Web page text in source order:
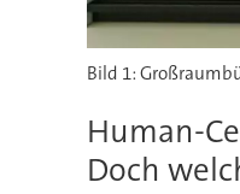
Bild 1:
Human-
Doch